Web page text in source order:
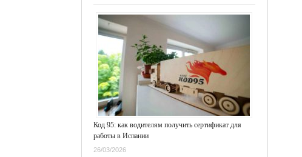
Код 95: как водителям получить сертификат для
работы в Испании
26/03/2026